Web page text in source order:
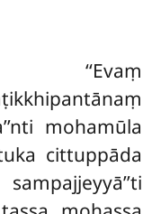
‘‘Evaṃ
mohamūla
cittuppāda